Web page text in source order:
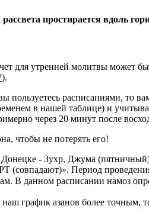
простирается вдоль
для утренней молитвы может
).
расписаниями, то
в нашей таблице) и
через 20 минут после
чтобы не потерять его!
Донецке - Зухр, Джума
Период
данном расписании намоз
график азанов более точным,